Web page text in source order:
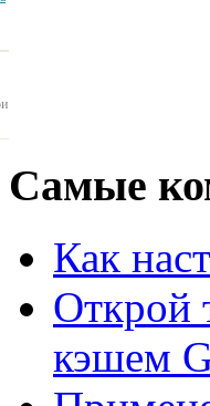
Самые
Как
Открой
кэшем